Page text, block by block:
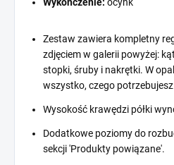
Zestaw zawiera kompletny
zdjęciem w galerii powyżej:
stopki, śruby i nakrętki. W
wszystko, czego
Wysokość krawędzi półki
Dodatkowe poziomy do
sekcji 'Produkty powiązane'.